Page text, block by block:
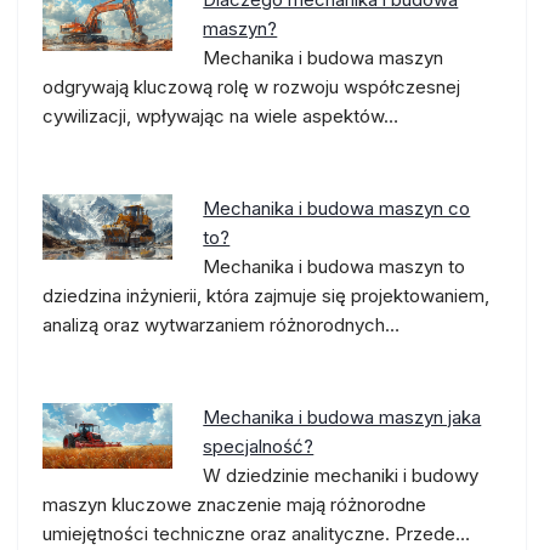
maszyn?
Mechanika i budowa maszyn
odgrywają kluczową rolę w rozwoju współczesnej
cywilizacji, wpływając na wiele aspektów…
Mechanika i budowa maszyn co
to?
Mechanika i budowa maszyn to
dziedzina inżynierii, która zajmuje się projektowaniem,
analizą oraz wytwarzaniem różnorodnych…
Mechanika i budowa maszyn jaka
specjalność?
W dziedzinie mechaniki i budowy
maszyn kluczowe znaczenie mają różnorodne
umiejętności techniczne oraz analityczne. Przede…